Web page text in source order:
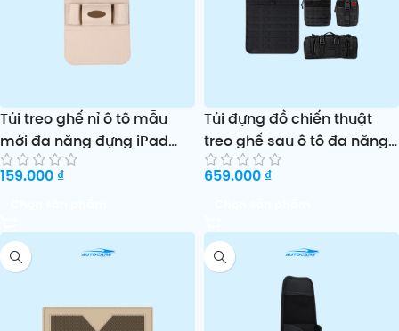
Túi treo ghế nỉ ô tô mẫu
mới đa năng đựng iPad
điện thoại và phụ kiện
159.000 ₫
Túi đựng đồ chiến thuật
treo ghế sau ô tô đa năng
tiện lợi xuyên biên giới
659.000 ₫